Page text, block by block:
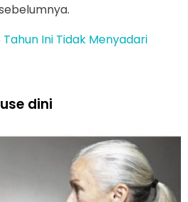
Tahun Ini Tidak Menyadari
dini